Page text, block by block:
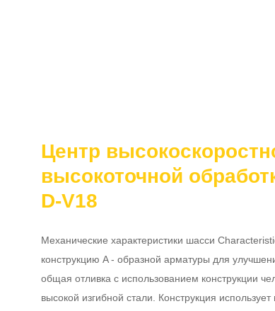
Центр
высокоточной
D-V18
Механические характеристики шасси
конструкцию A - образной арматуры для
общая отливка с использованием конструкции
высокой изгибной стали. Конструкция